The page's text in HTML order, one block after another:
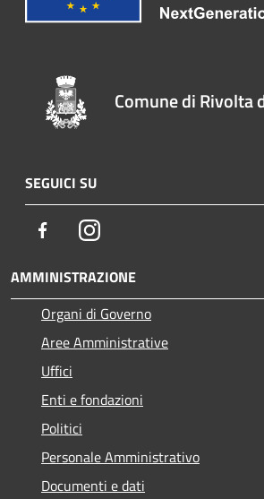
Comune di Rivolta
SEGUICI SU
FacebookInstagram
AMMINISTRAZIONE
Organi di Governo
Aree Amministrative
Uffici
Enti e fondazioni
Politici
Personale Amministrativo
Documenti e dati